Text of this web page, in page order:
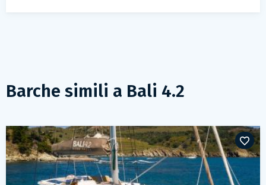
Barche simili a Bali 4.2